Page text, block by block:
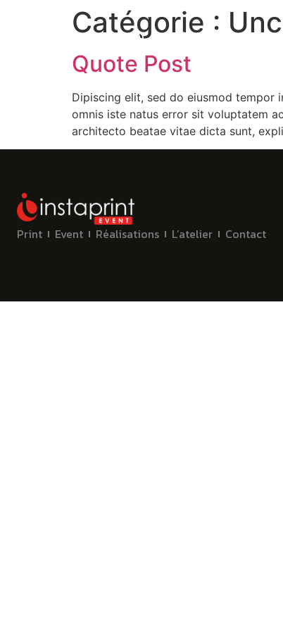
Print Event Réalisations
Catégorie :
Quote Post
Dipiscing elit, sed do eiusmod tempor
omnis iste natus error sit voluptatem
architecto beatae vitae dicta sunt,
Print
Event Réalisations L’atelier Contact